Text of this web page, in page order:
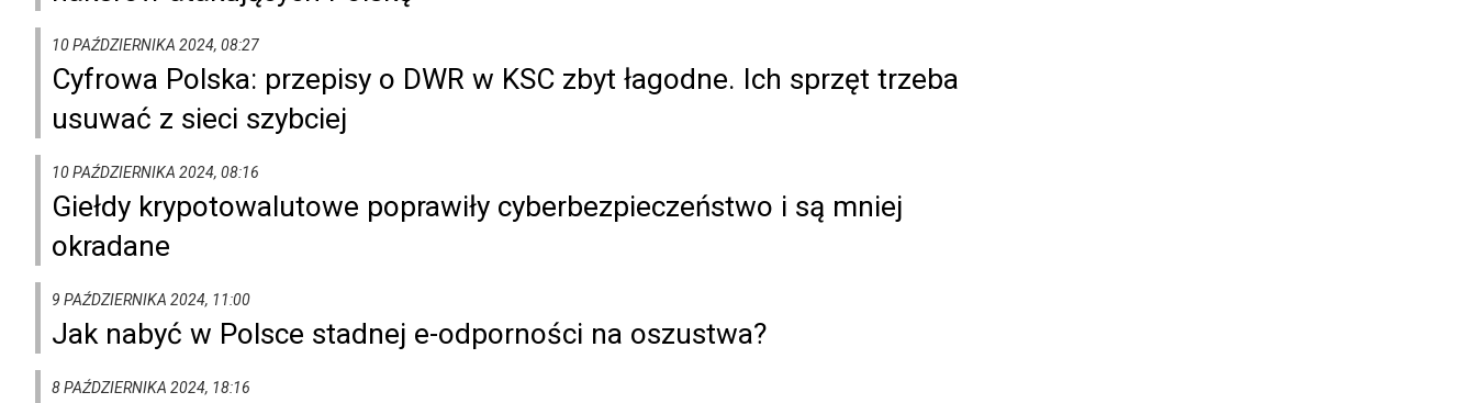
10 PAŹDZIERNIKA 2024, 08:27
Cyfrowa Polska: przepisy o DWR w KSC zbyt łagodne. Ich sprzęt trzeba
usuwać z sieci szybciej
10 PAŹDZIERNIKA 2024, 08:16
Giełdy krypotowalutowe poprawiły cyberbezpieczeństwo i są mniej
okradane
9 PAŹDZIERNIKA 2024, 11:00
Jak nabyć w Polsce stadnej e-odporności na oszustwa?
8 PAŹDZIERNIKA 2024, 18:16